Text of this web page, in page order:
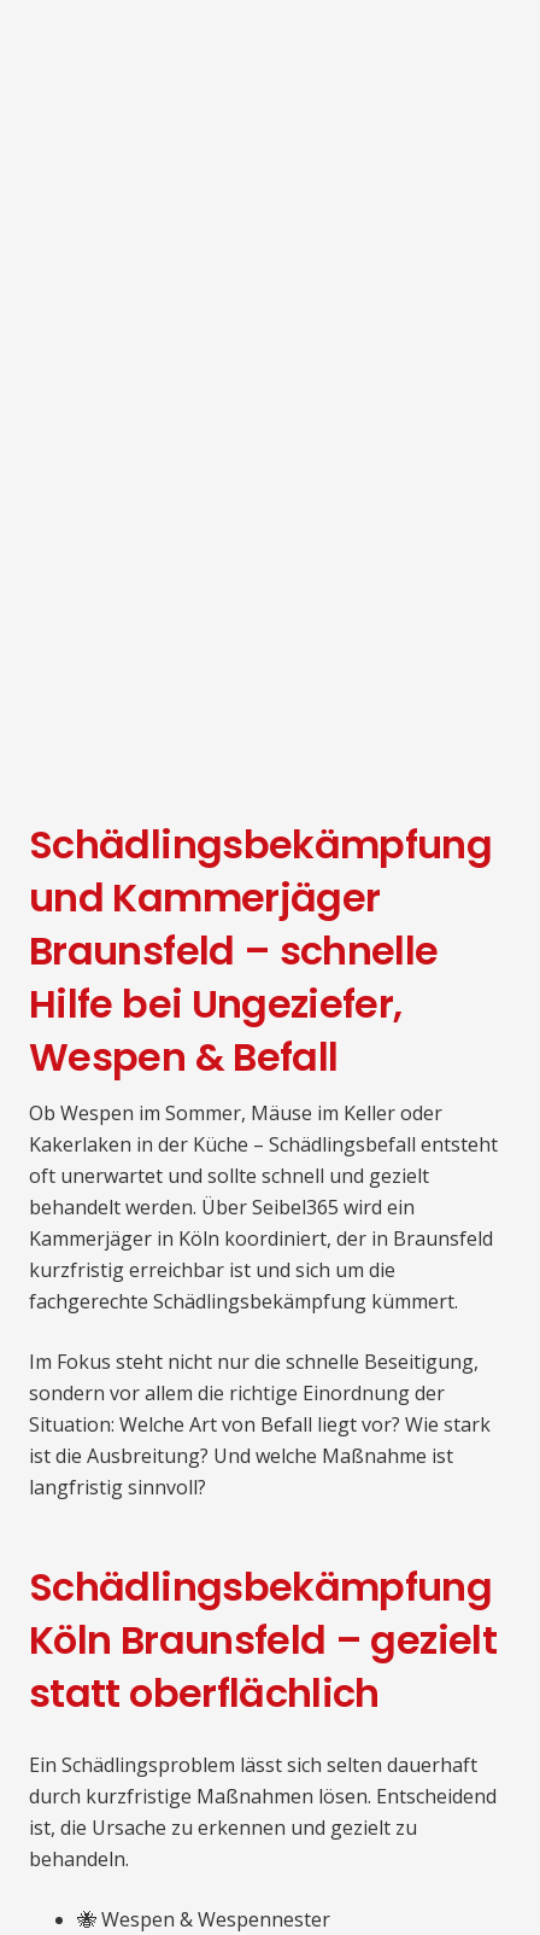
Schädlingsbekämpfung
und Kammerjäger
Braunsfeld – schnelle
Hilfe bei Ungeziefer,
Wespen & Befall
Ob Wespen im Sommer, Mäuse im Keller oder
Kakerlaken in der Küche – Schädlingsbefall entsteht
oft unerwartet und sollte schnell und gezielt
behandelt werden. Über Seibel365 wird ein
Kammerjäger in Köln koordiniert, der in Braunsfeld
kurzfristig erreichbar ist und sich um die
fachgerechte Schädlingsbekämpfung kümmert.
Im Fokus steht nicht nur die schnelle Beseitigung,
sondern vor allem die richtige Einordnung der
Situation: Welche Art von Befall liegt vor? Wie stark
ist die Ausbreitung? Und welche Maßnahme ist
langfristig sinnvoll?
Schädlingsbekämpfung
Köln Braunsfeld – gezielt
statt oberflächlich
Ein Schädlingsproblem lässt sich selten dauerhaft
durch kurzfristige Maßnahmen lösen. Entscheidend
ist, die Ursache zu erkennen und gezielt zu
behandeln.
🐝 Wespen & Wespennester